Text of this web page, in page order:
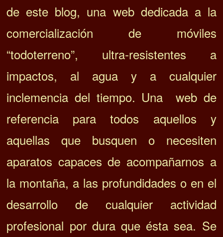
de este blog, una web dedicada a la
comercialización de móviles
“todoterreno”, ultra-resistentes a
impactos, al agua y a cualquier
inclemencia del tiempo. Una web de
referencia para todos aquellos y
aquellas que busquen o necesiten
aparatos capaces de acompañarnos a
la montaña, a las profundidades o en el
desarrollo de cualquier actividad
profesional por dura que ésta sea. Se